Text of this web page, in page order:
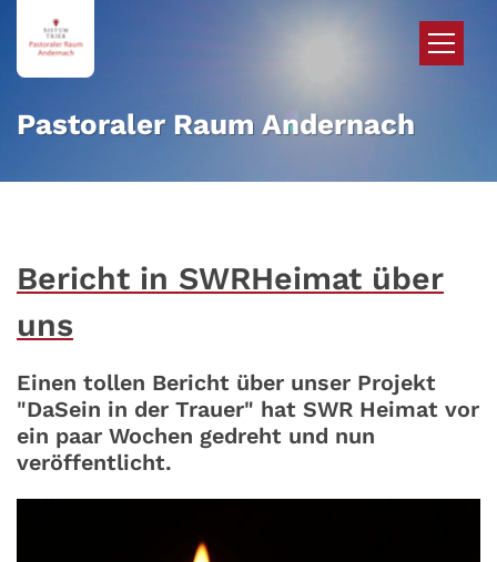
Zum Inhalt springen
Pastoraler Raum Andernach
Bericht in SWRHeimat über
uns
Einen tollen Bericht über unser Projekt
"DaSein in der Trauer" hat SWR Heimat vor
ein paar Wochen gedreht und nun
veröffentlicht.